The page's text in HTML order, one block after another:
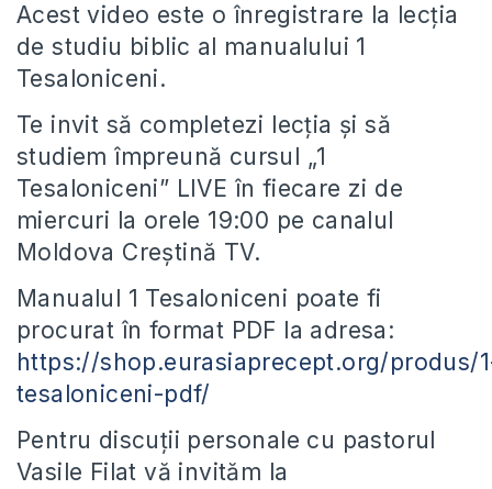
Acest video este o înregistrare la lecția
de studiu biblic al manualului 1
Tesaloniceni.
Te invit să completezi lecția și să
studiem împreună cursul „1
Tesaloniceni” LIVE în fiecare zi de
miercuri la orele 19:00 pe canalul
Moldova Creștină TV.
Manualul 1 Tesaloniceni poate fi
procurat în format PDF la adresa:
https://shop.eurasiaprecept.org/produs/
tesaloniceni-pdf/
Pentru discuții personale cu pastorul
Vasile Filat vă invităm la